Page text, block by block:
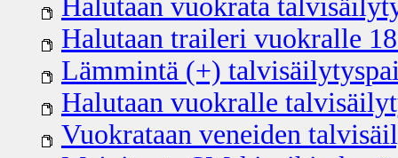
Halutaan vuokrata
Halutaan traileri vuokralle
Lämmintä (+)
Halutaan vuokralle
Vuokrataan veneiden